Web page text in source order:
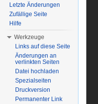
Letzte Änderungen
Zufällige Seite
Hilfe
Werkzeuge
Links auf diese Seite
Änderungen an
verlinkten Seiten
Datei hochladen
Spezialseiten
Druckversion
Permanenter Link